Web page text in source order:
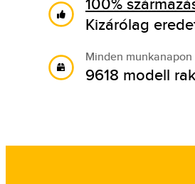
Kizárólag
Minden
9618 modell